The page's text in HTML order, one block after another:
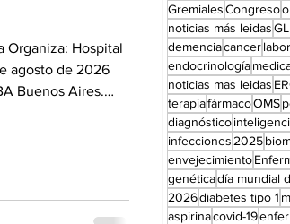
agosto de 2026
Buenos Aires.
GremialesCongreso
noticias más leidas
demenciacancer
endocrinología
noticias mas leidas
terapiafármacoOMS
diagnóstico
infecciones 2025
envejecimiento
genéticadía mundial
2026diabetes tipo 1
aspirinacovid-19